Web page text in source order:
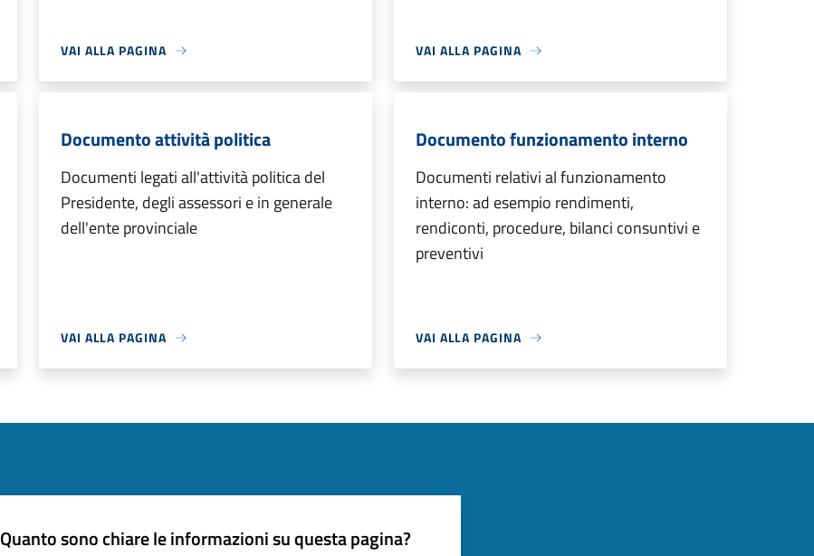
VAI ALLA PAGINA VAI ALLA PAGINA
Documento attività politica
Documenti legati all'attività politica del
Presidente, degli assessori e in generale
dell'ente provinciale
VAI ALLA PAGINA
Documento funzionamento interno
Documenti relativi al funzionamento
interno: ad esempio rendimenti,
rendiconti, procedure, bilanci consuntivi e
preventivi
VAI ALLA PAGINA
Quanto sono chiare le informazioni su questa pagina?